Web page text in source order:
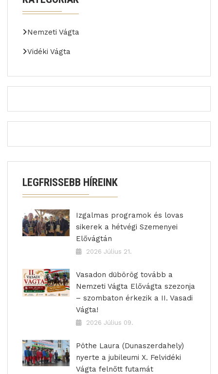
Nemzeti Vágta
Vidéki Vágta
LEGFRISSEBB HÍREINK
Izgalmas programok és lovas
sikerek a hétvégi Szemenyei
Elővágtán
2026 Július 21.
Vasadon dübörög tovább a
Nemzeti Vágta Elővágta szezonja
– szombaton érkezik a II. Vasadi
Vágta!
2026 Július 09.
Pöthe Laura (Dunaszerdahely)
nyerte a jubileumi X. Felvidéki
Vágta felnőtt futamát